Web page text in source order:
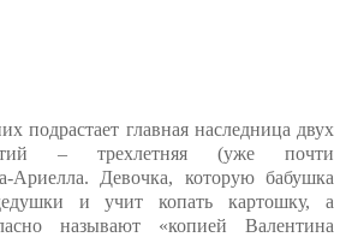
подрастает главная наследница двух
– трехлетняя (уже почти
Ариелла. Девочка, которую бабушка
и учит копать картошку, а
называют «копией Валентина